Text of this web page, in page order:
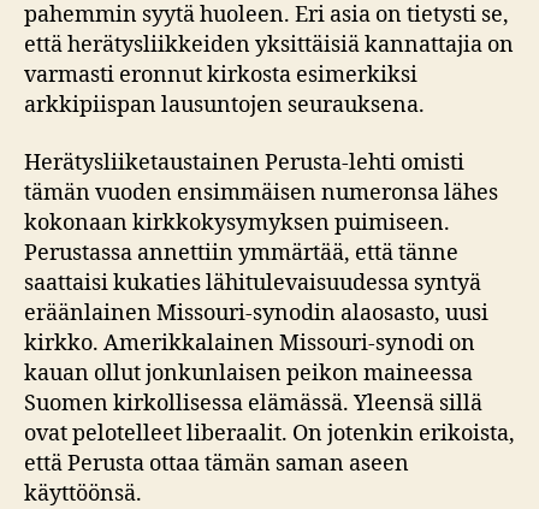
pahemmin syytä huoleen. Eri asia on tietysti se,
että herätysliikkeiden yksittäisiä kannattajia on
varmasti eronnut kirkosta esimerkiksi
arkkipiispan lausuntojen seurauksena.
Herätysliiketaustainen Perusta-lehti omisti
tämän vuoden ensimmäisen numeronsa lähes
kokonaan kirkkokysymyksen puimiseen.
Perustassa annettiin ymmärtää, että tänne
saattaisi kukaties lähitulevaisuudessa syntyä
eräänlainen Missouri-synodin alaosasto, uusi
kirkko. Amerikkalainen Missouri-synodi on
kauan ollut jonkunlaisen peikon maineessa
Suomen kirkollisessa elämässä. Yleensä sillä
ovat pelotelleet liberaalit. On jotenkin erikoista,
että Perusta ottaa tämän saman aseen
käyttöönsä.